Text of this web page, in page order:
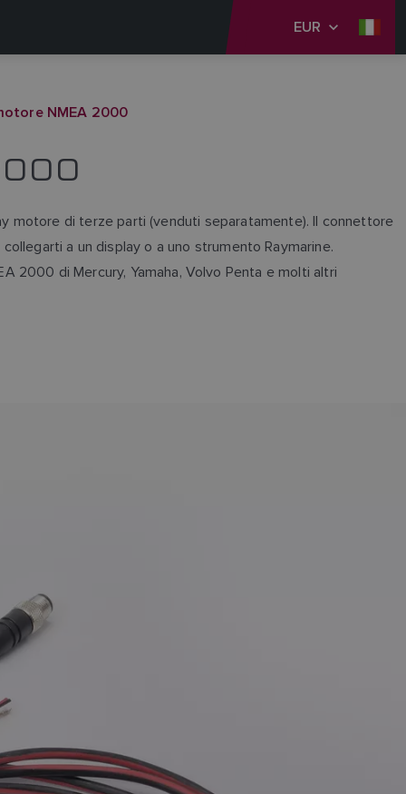
EUR
NMEA 2000
motore di terze parti (venduti separatamente). Il connettore
a un display o a uno strumento Raymarine.
2000 di Mercury, Yamaha, Volvo Penta e molti altri